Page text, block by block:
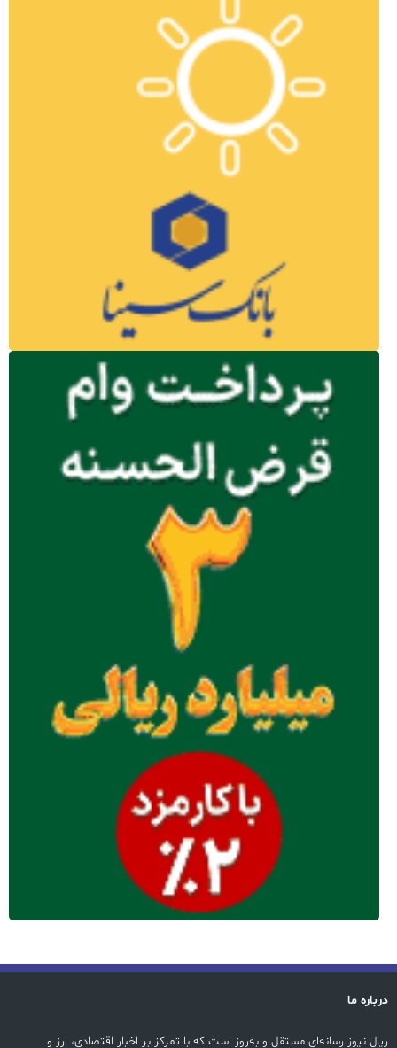
درباره ما
ریال نیوز رسانه‌ای مستقل و به‌روز است که با تمرکز بر اخبار اقتصادی، ارز و